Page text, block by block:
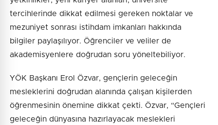
tercihlerinde dikkat edilmesi gereken noktalar ve
mezuniyet sonrası istihdam imkanları hakkında
bilgiler paylaşılıyor. Öğrenciler ve veliler de
akademisyenlere doğrudan soru yöneltebiliyor.
YÖK Başkanı Erol Özvar, gençlerin geleceğin
mesleklerini doğrudan alanında çalışan kişilerden
öğrenmesinin önemine dikkat çekti. Özvar, “Gençleri
geleceğin dünyasına hazırlayacak meslekleri